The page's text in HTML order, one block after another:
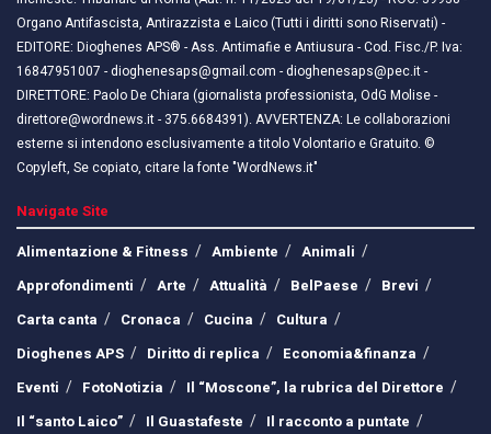
Organo Antifascista, Antirazzista e Laico (Tutti i diritti sono Riservati) -
EDITORE: Dioghenes APS® - Ass. Antimafie e Antiusura - Cod. Fisc./P. Iva:
16847951007 - dioghenesaps@gmail.com - dioghenesaps@pec.it - ​​
DIRETTORE: Paolo De Chiara (giornalista professionista, OdG Molise -
direttore@wordnews.it - ​​375.6684391). AVVERTENZA: Le collaborazioni
esterne si intendono esclusivamente a titolo Volontario e Gratuito. ©
Copyleft, Se copiato, citare la fonte "WordNews.it"
Navigate Site
Alimentazione & Fitness
Ambiente
Animali
Approfondimenti
Arte Attualità BelPaese
Brevi
Carta canta
Cronaca Cucina
Cultura
Dioghenes APS
Diritto di replica
Economia&finanza
Eventi
FotoNotizia
Il “Moscone”, la rubrica del Direttore
Il “santo Laico”
Il Guastafeste
Il racconto a puntate